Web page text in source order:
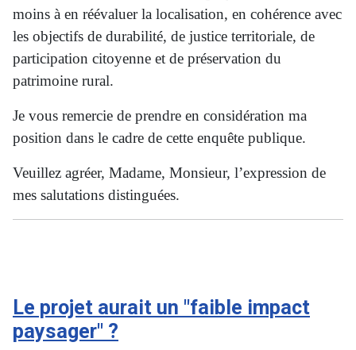
moins à en réévaluer la localisation, en cohérence avec
les objectifs de durabilité, de justice territoriale, de
participation citoyenne et de préservation du
patrimoine rural.
Je vous remercie de prendre en considération ma
position dans le cadre de cette enquête publique.
Veuillez agréer, Madame, Monsieur, l’expression de
mes salutations distinguées.
Le projet aurait un "faible impact
paysager" ?